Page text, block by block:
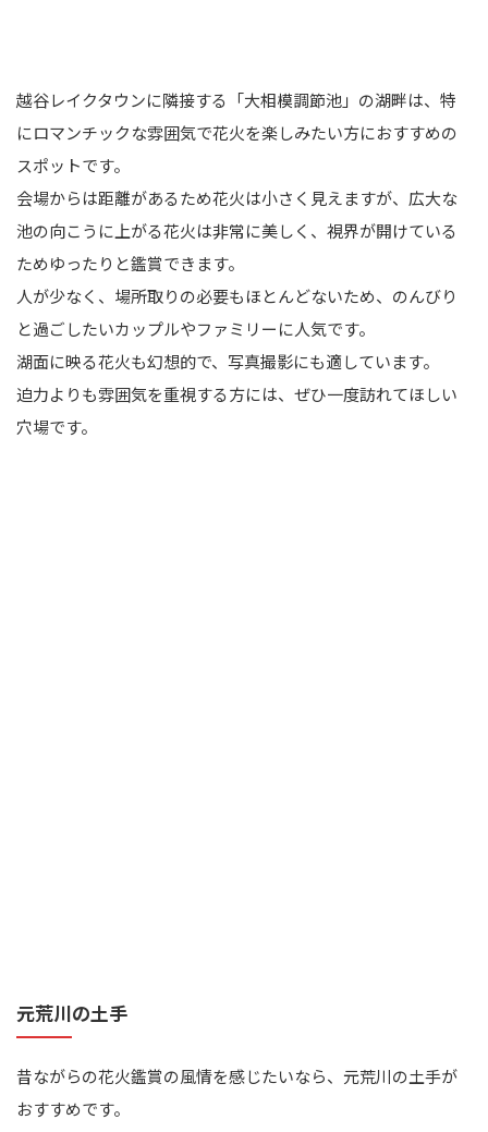
越谷レイクタウンに隣接する「大相模調節池」の湖畔は、特
にロマンチックな雰囲気で花火を楽しみたい方におすすめの
スポットです。
会場からは距離があるため花火は小さく見えますが、広大な
池の向こうに上がる花火は非常に美しく、視界が開けている
ためゆったりと鑑賞できます。
人が少なく、場所取りの必要もほとんどないため、のんびり
と過ごしたいカップルやファミリーに人気です。
湖面に映る花火も幻想的で、写真撮影にも適しています。
迫力よりも雰囲気を重視する方には、ぜひ一度訪れてほしい
穴場です。
元荒川の土手
昔ながらの花火鑑賞の風情を感じたいなら、元荒川の土手が
おすすめです。